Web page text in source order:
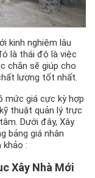
kinh nghiệm lâu
là thái độ là việc
chắn sẽ giúp cho
lượng tốt nhất.
mức giá cực kỳ hợp
thuật quản lý trực
Dưới đây, Xây
bảng giá nhân
:
Xây Nhà Mới